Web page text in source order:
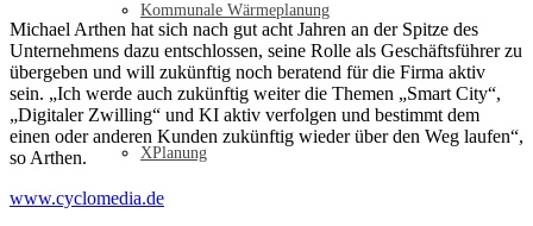
Kommunale Wärmeplanung
XPlanung
Michael Arthen hat sich nach gut acht Jahren an der Spitze des
Unternehmens dazu entschlossen, seine Rolle als Geschäftsführer zu
übergeben und will zukünftig noch beratend für die Firma aktiv
sein. „Ich werde auch zukünftig weiter die Themen „Smart City“,
„Digitaler Zwilling“ und KI aktiv verfolgen und bestimmt dem
einen oder anderen Kunden zukünftig wieder über den Weg laufen“,
so Arthen.
www.cyclomedia.de